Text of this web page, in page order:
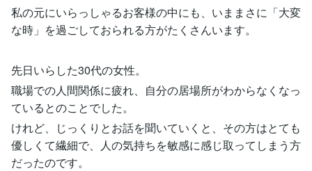
私の元にいらっしゃるお客様の中にも、いままさに「大変
な時」を過ごしておられる方がたくさんいます。
先日いらした30代の女性。
職場での人間関係に疲れ、自分の居場所がわからなくなっ
ているとのことでした。
けれど、じっくりとお話を聞いていくと、その方はとても
優しくて繊細で、人の気持ちを敏感に感じ取ってしまう方
だったのです。